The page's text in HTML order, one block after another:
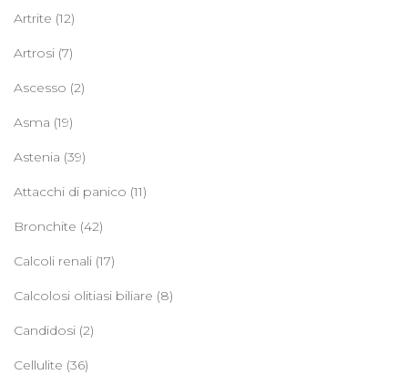
Artrite (12)
Artrosi (7)
Ascesso (2)
Asma (19)
Astenia (39)
Attacchi di panico (11)
Bronchite (42)
Calcoli renali (17)
Calcolosi olitiasi biliare (8)
Candidosi (2)
Cellulite (36)